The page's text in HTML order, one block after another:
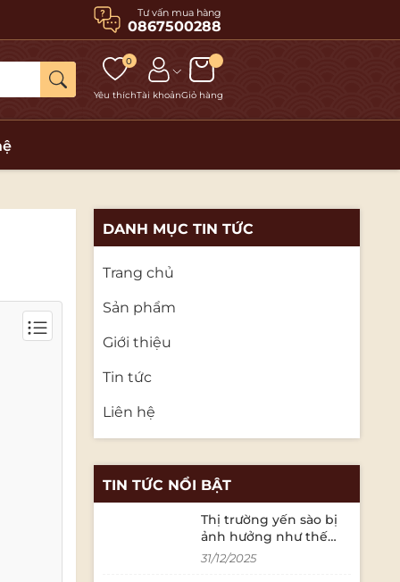
Tư vấn mua hàng
0867500288
0
Yêu thíchTài khoảnGiỏ hàng
DANH MỤC TIN TỨC
Trang chủ
Sản phẩm
Giới thiệu
Tin tức
Liên hệ
TIN TỨC NỔI BẬT
Thị trường yến sào bị
ảnh hưởng như thế
nào bởi các quy định
31/12/2025